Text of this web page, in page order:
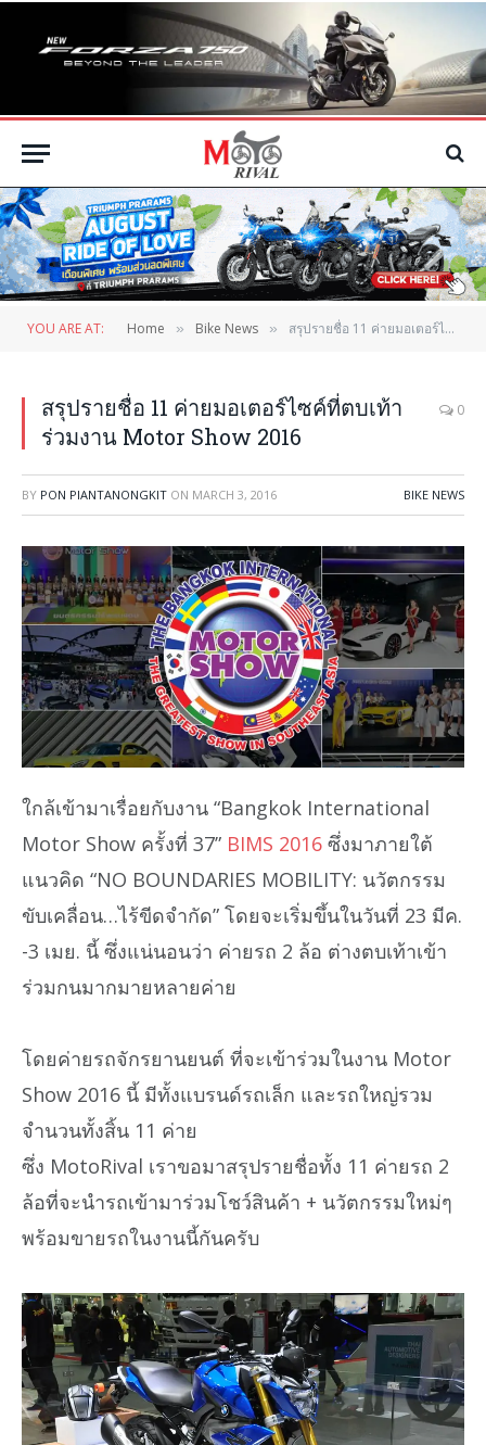
YOU ARE AT: Home » Bike News » สรุปรายชื่อ 11 ค่ายมอเตอร์ไซค์ที่ตบเท้าร่วมงาน Motor Show 2016
สรุปรายชื่อ 11 ค่ายมอเตอร์ไซค์ที่ตบเท้า
ร่วมงาน Motor Show 2016
0
BY PON PIANTANONGKIT ON MARCH 3, 2016 BIKE NEWS
ใกล้เข้ามาเรื่อยกับงาน “Bangkok International
Motor Show ครั้งที่ 37” BIMS 2016 ซึ่งมาภายใต้
แนวคิด “NO BOUNDARIES MOBILITY: นวัตกรรม
ขับเคลื่อน…ไร้ขีดจำกัด” โดยจะเริ่มขึ้นในวันที่ 23 มีค.
-3 เมย. นี้ ซึ่งแน่นอนว่า ค่ายรถ 2 ล้อ ต่างตบเท้าเข้า
ร่วมกนมากมายหลายค่าย
โดยค่ายรถจักรยานยนต์ ที่จะเข้าร่วมในงาน Motor
Show 2016 นี้ มีทั้งแบรนด์รถเล็ก และรถใหญ่รวม
จำนวนทั้งสิ้น 11 ค่าย
ซึ่ง MotoRival เราขอมาสรุปรายชื่อทั้ง 11 ค่ายรถ 2
ล้อที่จะนำรถเข้ามาร่วมโชว์สินค้า + นวัตกรรมใหม่ๆ
พร้อมขายรถในงานนี้กันครับ